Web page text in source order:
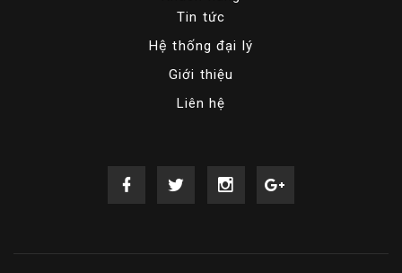
Tin tức
Hệ thống đại lý
Giới thiệu
Liên hệ